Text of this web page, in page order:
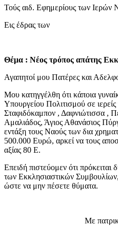
Τούς αιδ. Εφημερίους των
Εις έδρας των
Θέμα : Νέος τρόπος απάτης
Αγαπητοί μου Πατέρες και
Μου κατηγγέλθη ότι κάποια
Υπουργείου Πολιτισμού σε
Σταφιδόκαμπον , Δαφνιώτισσα ,
Αμαλιάδος, Άγιος Αθανάσιος
εντάξη τους Ναούς των δια
500.000 Ευρώ, αρκεί να τους
αξίας 80 Ε.
Επειδή πιστεύομεν ότι πρόκειται
των Εκκλησιαστικών
ώστε να μην πέσετε θύματα.
Με